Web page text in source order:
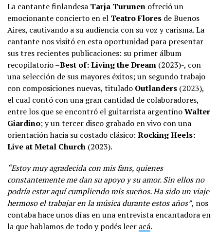
La cantante finlandesa Tarja Turunen ofreció un
emocionante concierto en el Teatro Flores de Buenos
Aires, cautivando a su audiencia con su voz y carisma. La
cantante nos visitó en esta oportunidad para presentar
sus tres recientes publicaciones: su primer álbum
recopilatorio –Best of: Living the Dream (2023)-, con
una selección de sus mayores éxitos; un segundo trabajo
con composiciones nuevas, titulado Outlanders (2023),
el cual contó con una gran cantidad de colaboradores,
entre los que se encontró el guitarrista argentinoWalter
Giardino; y un tercer disco grabado en vivo con una
orientación hacia su costado clásico: Rocking Heels:
Live at Metal Church (2023).
“Estoy muy agradecida con mis fans, quienes
constantemente me dan su apoyo y su amor. Sin ellos no
podría estar aquí cumpliendo mis sueños. Ha sido un viaje
hermoso el trabajar en la música durante estos años”, nos
contaba hace unos días en una entrevista encantadora en
la que hablamos de todo y podés leer acá.